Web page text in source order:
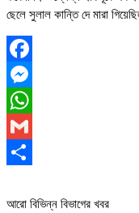
ছেলে সুলাল কান্তি দে মারা
Facebook
Messenger
WhatsApp
Gmail
আরো বিভিন্ন বিভাগের খবর